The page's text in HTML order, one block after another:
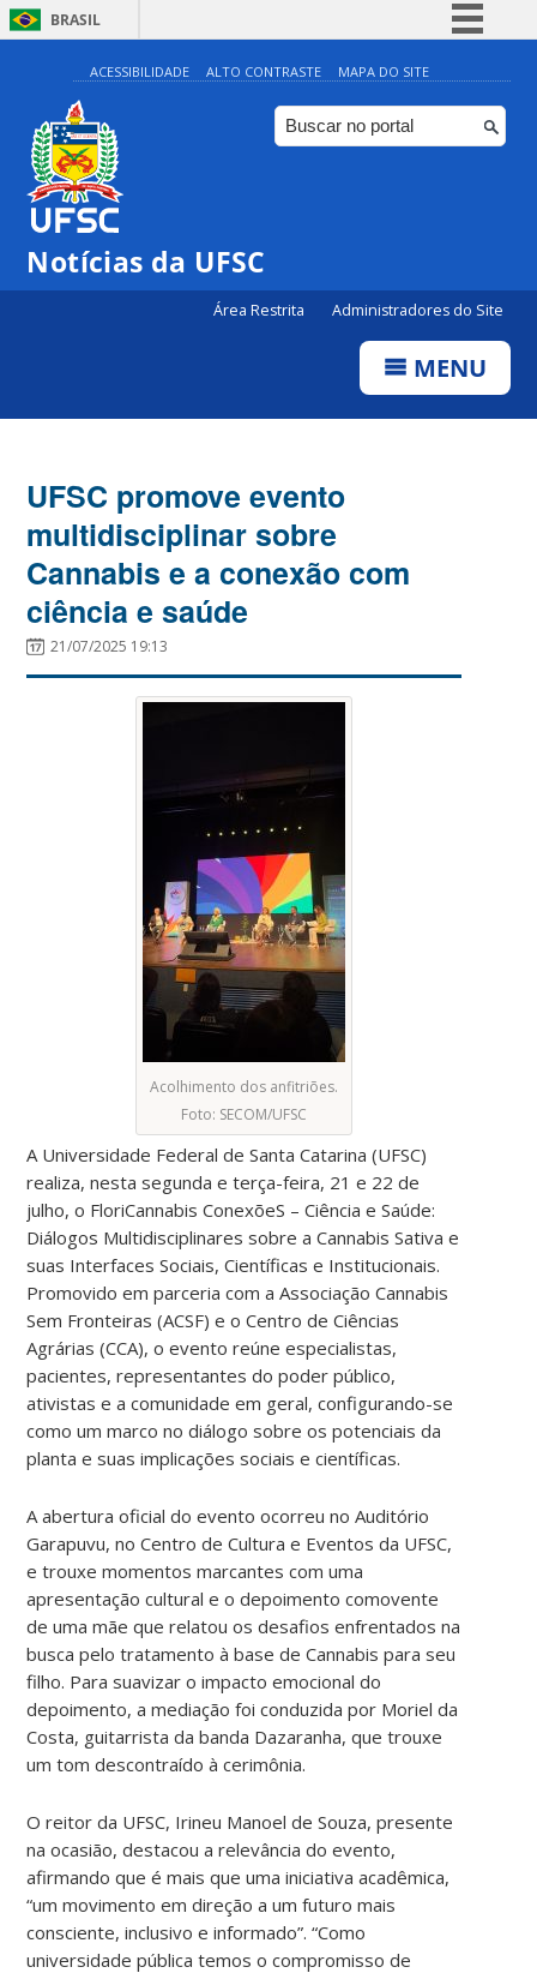
BRASIL
Simplifique!
Comunica BR
Participe
ACESSIBILIDADE ALTO CONTRASTE MAPA DO SITE
Notícias da UFSC
Área Restrita Administradores do Site
MENU
UFSC promove evento
multidisciplinar sobre
Cannabis e a conexão com
ciência e saúde
21/07/2025 19:13
Acolhimento dos anfitriões.
Foto: SECOM/UFSC
A Universidade Federal de Santa Catarina (UFSC)
realiza, nesta segunda e terça-feira, 21 e 22 de
julho, o FloriCannabis ConexõeS – Ciência e Saúde:
Diálogos Multidisciplinares sobre a Cannabis Sativa e
suas Interfaces Sociais, Científicas e Institucionais.
Promovido em parceria com a Associação Cannabis
Sem Fronteiras (ACSF) e o Centro de Ciências
Agrárias (CCA), o evento reúne especialistas,
pacientes, representantes do poder público,
ativistas e a comunidade em geral, configurando-se
como um marco no diálogo sobre os potenciais da
planta e suas implicações sociais e científicas.
A abertura oficial do evento ocorreu no Auditório
Garapuvu, no Centro de Cultura e Eventos da UFSC,
e trouxe momentos marcantes com uma
apresentação cultural e o depoimento comovente
de uma mãe que relatou os desafios enfrentados na
busca pelo tratamento à base de Cannabis para seu
filho. Para suavizar o impacto emocional do
depoimento, a mediação foi conduzida por Moriel da
Costa, guitarrista da banda Dazaranha, que trouxe
um tom descontraído à cerimônia.
O reitor da UFSC, Irineu Manoel de Souza, presente
na ocasião, destacou a relevância do evento,
afirmando que é mais que uma iniciativa acadêmica,
“um movimento em direção a um futuro mais
consciente, inclusivo e informado”. “Como
universidade pública temos o compromisso de